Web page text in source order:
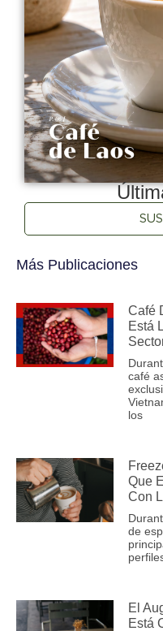
Más Publicaciones
Café
Está
café
los
Que
Con
de
El
Está